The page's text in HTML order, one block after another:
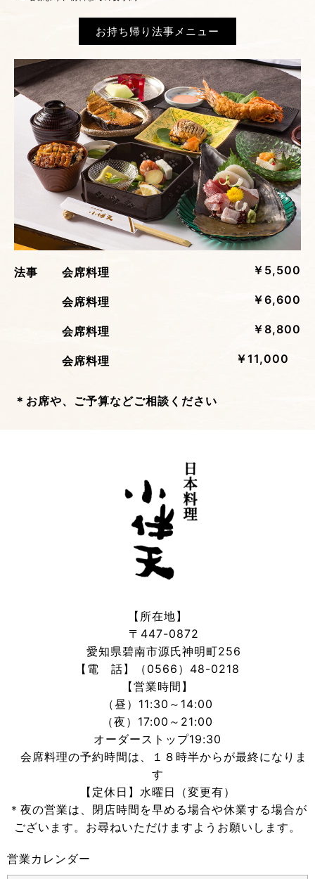
お持ち帰り法事メニュー
法事 会席料理 ￥5,500
会席料理 ￥6,600
会席料理 ￥8,800
会席料理 ￥11,000
＊お席や、ご予算などご相談ください
【所在地】
〒447-0872
愛知県碧南市源氏神明町256
【電 話】（0566）48-0218
【営業時間】
（昼）11:30～14:00
（夜）17:00～21:00
オーダーストップ19:30
会席料理の予約時間は、１８時半からが最終になりま
す
【定休日】水曜日（変更有）
＊夜の営業は、閉店時間を早める場合や休業する場合が
ございます。お尋ねいただけますようお願いします。
営業カレンダー